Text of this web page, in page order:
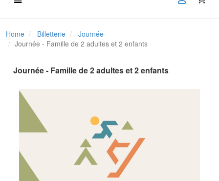
Home Billetterie
Journée
Journée - Famille de 2 adultes et 2 enfants
Journée - Famille de 2 adultes et 2 enfants